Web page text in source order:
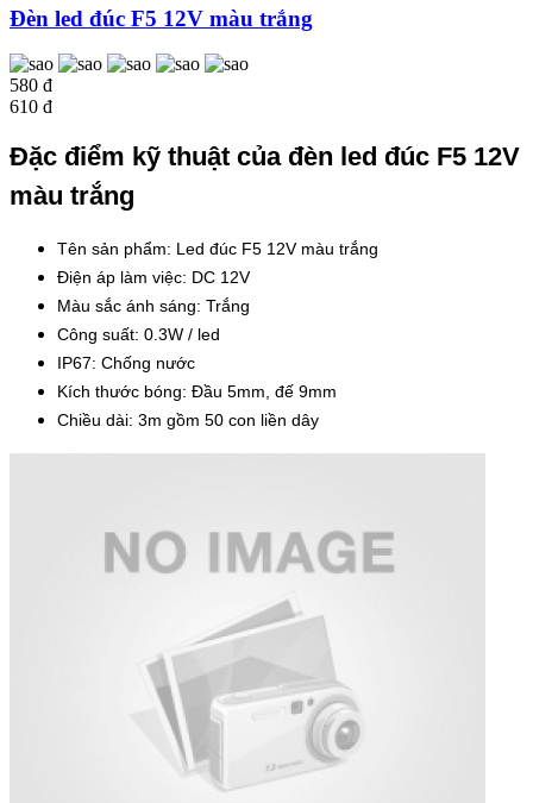
Đèn led đúc F5 12V màu trắng
580 đ
610 đ
Đặc điểm kỹ thuật của đèn led đúc F5 12V
màu trắng
Tên sản phẩm: Led đúc F5 12V màu trắng
Điện áp làm việc: DC 12V
Màu sắc ánh sáng: Trắng
Công suất: 0.3W / led
IP67: Chống nước
Kích thước bóng: Đầu 5mm, đế 9mm
Chiều dài: 3m gồm 50 con liền dây